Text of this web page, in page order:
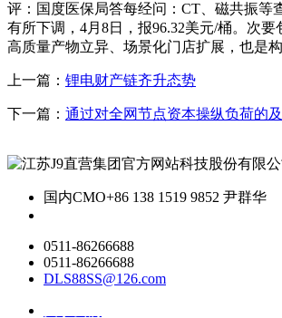
评：国度医保局答每经问：CT、磁共振等
有所下调，4月8日，报96.32美元/桶。次要
高质量产物立异、场景化门店扩展，也是
上一篇： 锂电财产链齐升态势
下一篇： 通过对全网节点资本操纵负荷的
国内CMO+86 138 1519 9852 尹群华
0511-86266688
0511-86266688
DLS88SS@126.com